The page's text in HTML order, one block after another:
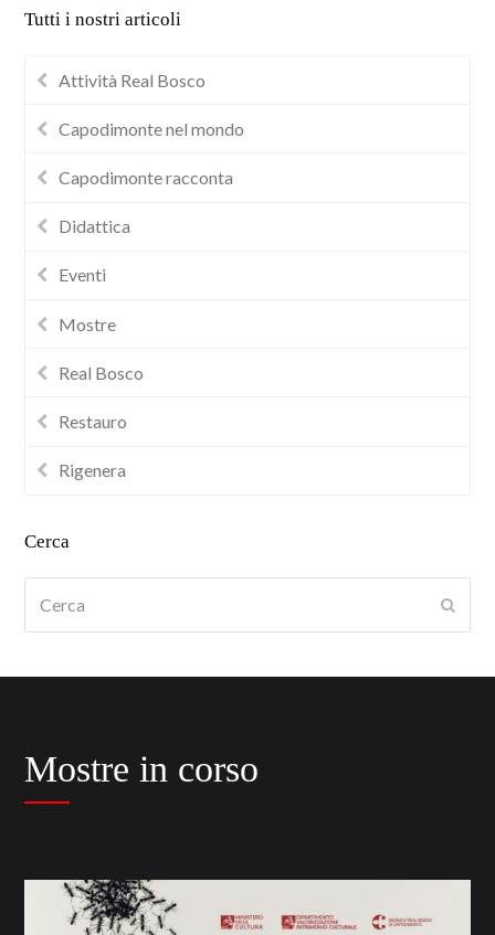
Tutti i nostri articoli
Attività Real Bosco
Capodimonte nel mondo
Capodimonte racconta
Didattica
Eventi
Mostre
Real Bosco
Restauro
Rigenera
Cerca
Mostre in corso